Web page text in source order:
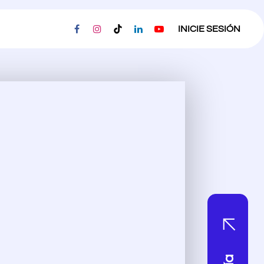
PRIVACIDAD EMPLEOS INICIE SESIÓN